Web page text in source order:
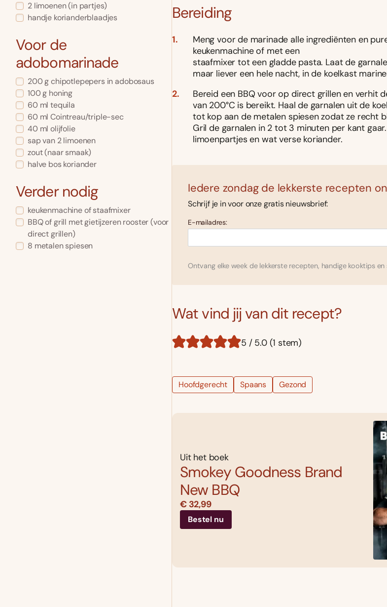
2 limoenen (in partjes)
handje korianderblaadjes
Voor de
adobomarinade
200 g chipotlepepers in adobosaus
100 g honing
60 ml tequila
60 ml Cointreau/triple-sec
40 ml olijfolie
sap van 2 limoenen
zout (naar smaak)
halve bos koriander
Verder nodig
keukenmachine of staafmixer
BBQ of grill met gietijzeren rooster (voor
direct grillen)
8 metalen spiesen
Bereiding
Meng voor de marinade alle ingrediënten en
keukenmachine of met een
staafmixer tot een gladde pasta. Laat de
maar liever een hele nacht, in de koelkast
Bereid een BBQ voor op direct grillen en verhit
van 200°C is bereikt. Haal de garnalen uit de
tot kop aan de metalen spiesen zodat ze recht
Gril de garnalen in 2 tot 3 minuten per kant
limoenpartjes en wat verse koriander.
Iedere zondag de lekkerste recepten
Schrijf je in voor onze gratis nieuwsbrief:
E-mailadres:
Ontvang elke week de lekkerste recepten, handige kooktips en
Wat vind jij van dit recept?
5 / 5.0 (1 stem)
Hoofdgerecht Spaans Gezond
Uit het boek
Smokey Goodness Brand
New BBQ
€ 32,99
Bestel nu